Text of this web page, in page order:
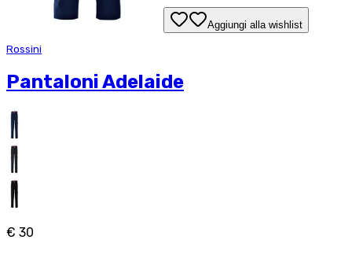
Aggiungi alla wishlist
Rossini
Pantaloni Adelaide
€ 30